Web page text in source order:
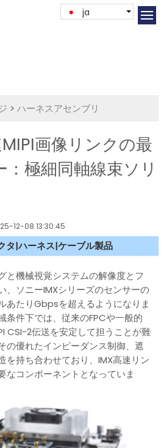
ja
>ハーネスアセンブリ
画像リンクの最
極細同軸線束ソリ
12-08 13:30:45
タ|ハーネス|ケーブル製品
と機械視覚システムの解像度とフ
、ソニーIMXシリーズのセンサーの
あたりGbpsを超えるようになりま
条件下では、従来のFPCや一般的
CSI-2伝送を安定して担うことが難
の優れたインピーダンス制御、遮
を持ち合わせており、IMX高速リン
なコンポーネントとなっていま